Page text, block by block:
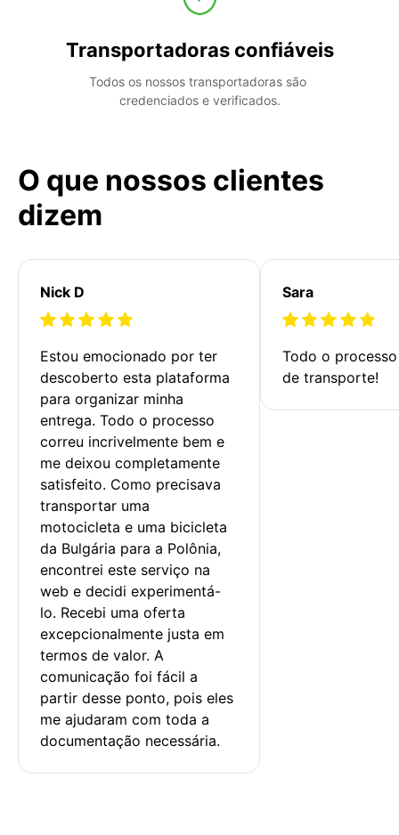
Transportadoras confiáveis
Todos os nossos transportadoras são
credenciados e verificados.
O que nossos clientes
dizem
Nick D
Estou emocionado por ter
descoberto esta plataforma
para organizar minha
entrega. Todo o processo
correu incrivelmente bem e
me deixou completamente
satisfeito. Como precisava
transportar uma
motocicleta e uma bicicleta
da Bulgária para a Polônia,
encontrei este serviço na
web e decidi experimentá-
lo. Recebi uma oferta
excepcionalmente justa em
termos de valor. A
comunicação foi fácil a
partir desse ponto, pois eles
me ajudaram com toda a
documentação necessária.
Sara
Todo o
de transporte!